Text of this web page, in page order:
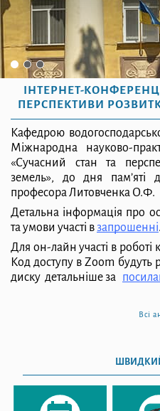
ІНТЕРНЕТ-
ПЕРСПЕКТИВИ
Кафедрою
Міжнародна науково-
«Сучасний станта
земель», до дня пам’яті
професора Литовченка О.Ф.
Детальна інформація про
та умови участі в запрошенні.
Для он-лайн участі в роботі
Код доступу вZoom будуть
диску детальніше за
Всі